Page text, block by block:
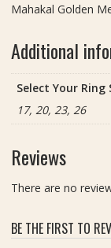
Mahakal Golden
Additional
Select Your Ring
17, 20, 23, 26
Reviews
There are no
BE THE FIRST TO